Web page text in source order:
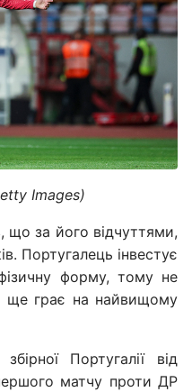
Images)
що за його відчуттями,
Португалець інвестує
форму, тому не
ще грає на найвищому
Португалії від
матчу проти ДР